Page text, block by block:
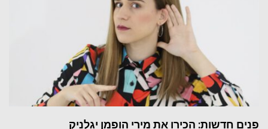
פנים חדשות: הכירו את מירי הופמן יגלניק